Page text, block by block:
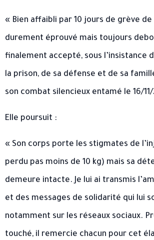
« Bien affaibli par 10 jours de grève de
durement éprouvé mais toujours
finalement accepté, sous l’insistance
la prison, de sa défense et de sa
son combat silencieux entamé le 16/
Elle poursuit :
« Son corps porte les stigmates de
perdu pas moins de 10 kg) mais sa
demeure intacte. Je lui ai transmis
et des messages de solidarité qui lui
notamment sur les réseaux sociaux.
touché, il remercie chacun pour cet